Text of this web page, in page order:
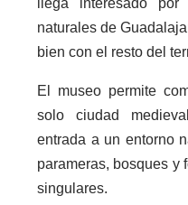
naturales de
bien con el resto del
El museo permite
solo ciudad
entrada a un entorno
parameras, bosques y
singulares.